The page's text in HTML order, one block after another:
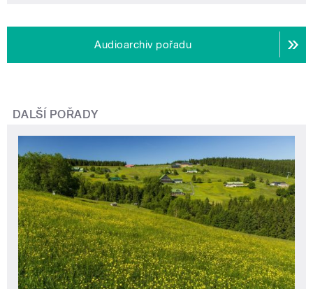
Audioarchiv pořadu
DALŠÍ POŘADY